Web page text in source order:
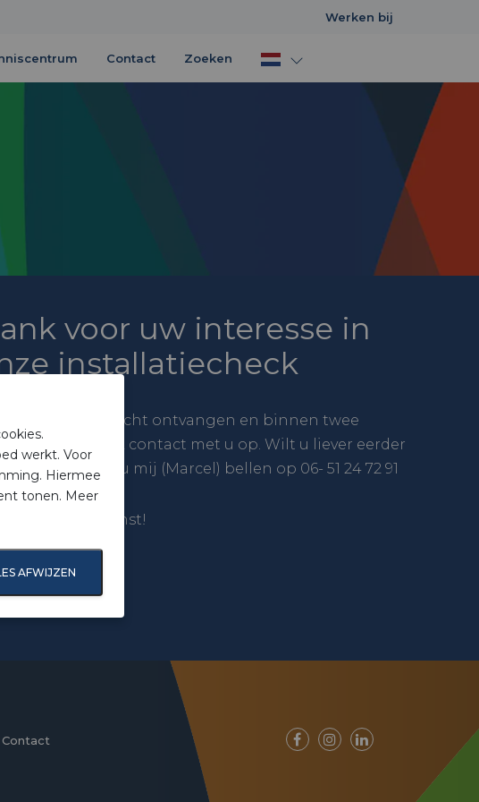
Werken bij
Contact Zoeken
voor uw interesse in
installatiecheck
hebben uw bericht ontvangen en binnen twee
neem ik contact met u op. Wilt u liever eerder
Dan kunt u mij (Marcel) bellen op 06- 51 24 72 91
fijne dag gewenst!
werkt. Voor
Hiermee
tonen. Meer
AFWIJZEN
Contact